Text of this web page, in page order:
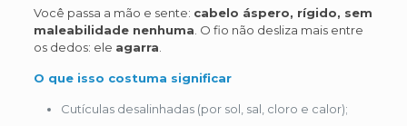
Você passa a mão e sente: cabelo áspero, rígido, sem
maleabilidade nenhuma . O fio não desliza mais entre
os dedos: ele agarra
O que isso costuma significar
Cutículas desalinhadas (por sol, sal, cloro e calor);